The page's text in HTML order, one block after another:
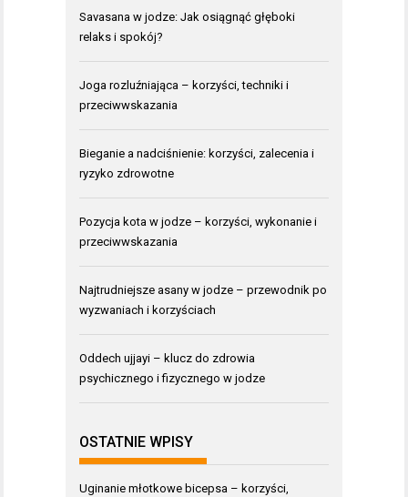
Savasana w jodze: Jak osiągnąć głęboki
relaks i spokój?
Joga rozluźniająca – korzyści, techniki i
przeciwwskazania
Bieganie a nadciśnienie: korzyści, zalecenia i
ryzyko zdrowotne
Pozycja kota w jodze – korzyści, wykonanie i
przeciwwskazania
Najtrudniejsze asany w jodze – przewodnik po
wyzwaniach i korzyściach
Oddech ujjayi – klucz do zdrowia
psychicznego i fizycznego w jodze
OSTATNIE WPISY
Uginanie młotkowe bicepsa – korzyści,